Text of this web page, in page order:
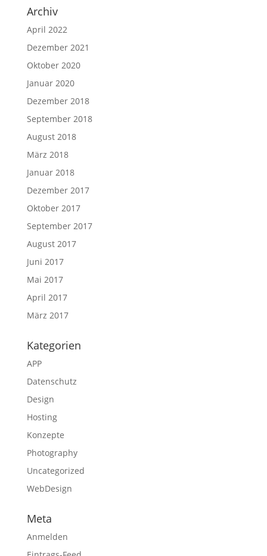
Archiv
April 2022
Dezember 2021
Oktober 2020
Januar 2020
Dezember 2018
September 2018
August 2018
März 2018
Januar 2018
Dezember 2017
Oktober 2017
September 2017
August 2017
Juni 2017
Mai 2017
April 2017
März 2017
Kategorien
APP
Datenschutz
Design
Hosting
Konzepte
Photography
Uncategorized
WebDesign
Meta
Anmelden